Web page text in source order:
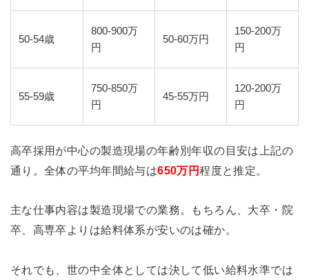
50-54歳
800-900万
円
50-60万円
150-200万
円
55-59歳
750-850万
円
45-55万円
120-200万
円
高卒採用が中心の製造現場の年齢別年収の目安は上記の
通り。全体の平均年間給与は650万円程度と推定。
主な仕事内容は製造現場での業務。もちろん、大卒・院
卒、高専卒よりは給料体系が安いのは確か。
それでも、世の中全体としては決して低い給料水準では